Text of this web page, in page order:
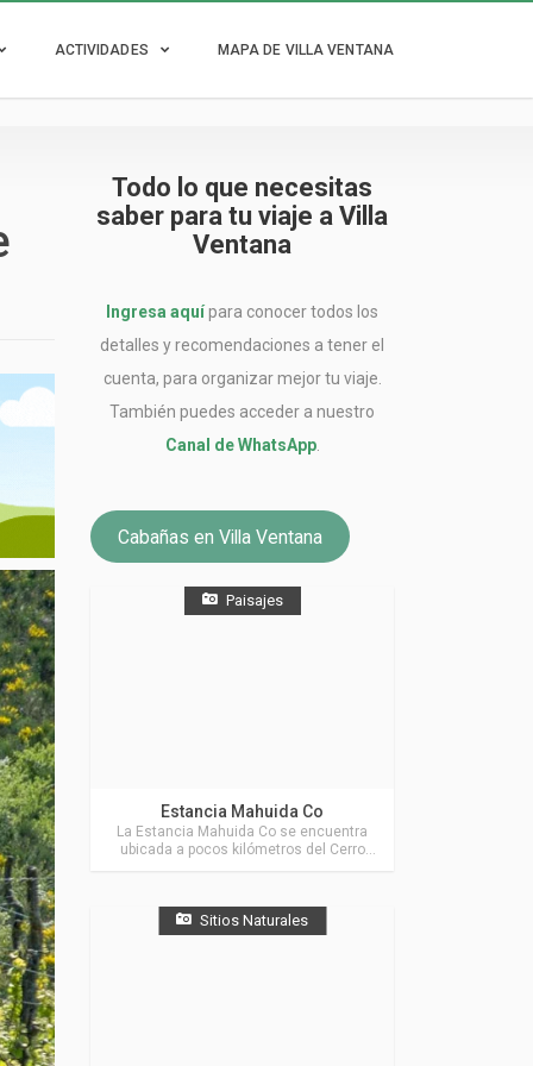
ACTIVIDADES MAPA DE VILLA VENTANA
Todo lo que necesitas
saber para tu viaje a Villa
Ventana
Ingresa aquípara conocer todos los
detalles y recomendaciones a tener el
cuenta, para organizar mejor tu viaje.
También puedes acceder a nuestro
Canal de WhatsApp.
Cabañas en Villa Ventana
Paisajes
Actividades en Villa Ventana
Estancia Mahuida Co
La Estancia Mahuida Co se encuentra
ubicada a pocos kilómetros del Cerro
Sitios Naturales